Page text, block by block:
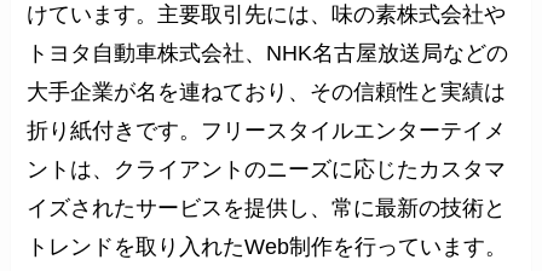
けています。主要取引先には、味の素株式会社や
トヨタ自動車株式会社、NHK名古屋放送局などの
大手企業が名を連ねており、その信頼性と実績は
折り紙付きです。フリースタイルエンターテイメ
ントは、クライアントのニーズに応じたカスタマ
イズされたサービスを提供し、常に最新の技術と
トレンドを取り入れたWeb制作を行っています。